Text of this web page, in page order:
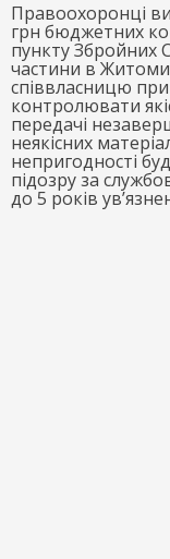
Правоохоронці
грн бюджетних
пункту Збройних
частини в
співвласницю
контролювати
передачі
неякісних
непригодності
підозру за
до 5 років